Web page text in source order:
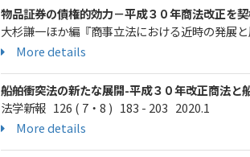
物品証券の債権的効力－平成３０年商法改正を
大杉謙一ほか編『商事立法における近時の発展
More details
船舶衝突法の新たな展開-平成３０年改正商法と
法学新報 126 ( 7・8 ) 183 - 203 2020.1
More details